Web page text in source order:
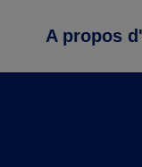
A propos